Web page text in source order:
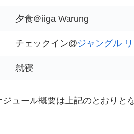
夕食＠iiga Warung
チェックイン@ジャングル
就寝
ジュール概要は上記のとおりと